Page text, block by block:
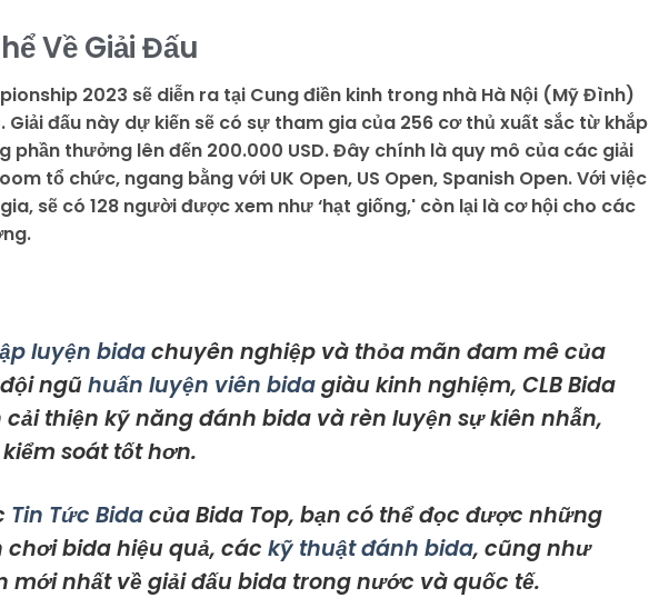
Về Giải Đấu
2023 sẽ diễn ra tại Cung điền kinh trong nhà Hà Nội (Mỹ Đình)
Giải đấu này dự kiến sẽ có sự tham gia của 256 cơ thủ xuất sắc từ khắp
phần thưởng lên đến 200.000 USD. Đây chính là quy mô của các giải
tổ chức, ngang bằng với UK Open, US Open, Spanish Open. Với việc
sẽ có 128 người được xem như ‘hạt giống,' còn lại là cơ hội cho các
luyện bidachuyên nghiệp và thỏa mãn đam mê của
ngũ huấn luyện viên bidagiàu kinh nghiệm, CLB Bida
cải thiện kỹ năng đánh bida và rèn luyện sự kiên nhẫn,
soát tốt hơn.
Tin Tức Bidacủa Bida Top, bạn có thể đọc được những
bida hiệu quả, các kỹ thuật đánh bida, cũng như
mới nhất về giải đấu bida trong nước và quốc tế.